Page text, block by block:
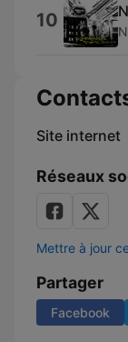
10
Site internet
Réseaux
Mettre à jour
Partager
Facebook